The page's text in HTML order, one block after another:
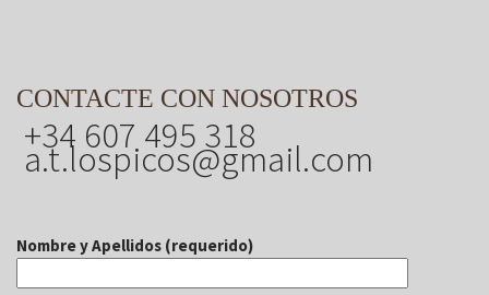
CONTACTE CON NOSOTROS
+34 607 495 318
a.t.lospicos@gmail.com
Nombre y Apellidos (requerido)